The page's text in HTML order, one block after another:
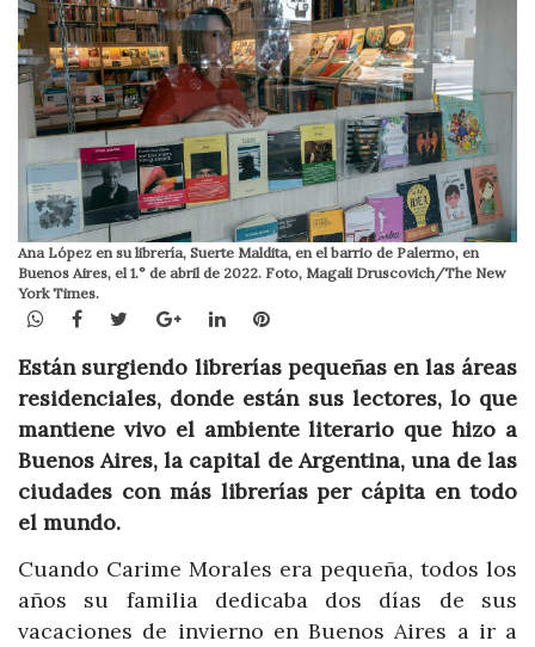
Ana López en su librería, Suerte Maldita, en el barrio de Palermo, en
Buenos Aires, el 1.° de abril de 2022. Foto, Magali Druscovich/The New
York Times.
WhatsApp
Facebook
TwitterGoogle+LinkedInPinterest
Están surgiendo librerías pequeñas en las áreas
residenciales, donde están sus lectores, lo que
mantiene vivo el ambiente literario que hizo a
Buenos Aires, la capital de Argentina, una de las
ciudades con más librerías per cápita en todo
el mundo.
Cuando Carime Morales era pequeña, todos los
años su familia dedicaba dos días de sus
vacaciones de invierno en Buenos Aires a ir a